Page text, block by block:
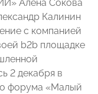
Алена Сокова
Калинин
с компанией
b2b площадке
2 декабря в
форума «Малый